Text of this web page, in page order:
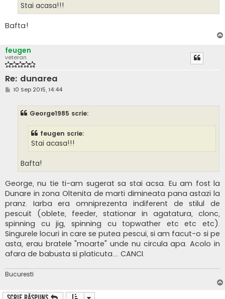
Stai acasa!!!
Bafta!
feugen
veteran
Re: dunarea
M
10 Sep 2015, 14:44
George1985 scrie:
feugen scrie:
Stai acasa!!!
Bafta!
George, nu tie ti-am sugerat sa stai acsa. Eu am fost la
Dunare in zona Oltenita de marti dimineata pana astazi la
pranz. Iarba era omniprezenta indiferent de stilul de
pescuit (oblete, feeder, stationar in agatatura, clonc,
spinning cu jig, spinning cu topwather etc etc etc).
Singurele locuri in care se putea pescui, si am facut-o si pe
asta, erau bratele "moarte" unde nu circula apa. Acolo in
afara de babusta si platicuta.... CANCI.
Bucuresti